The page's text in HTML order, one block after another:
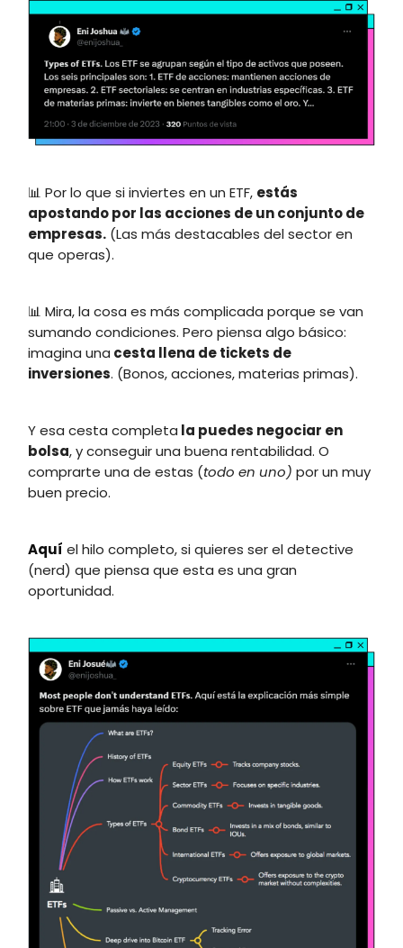
📊 Por lo que si inviertes en un ETF, estás
apostando por las acciones de un conjunto de
empresas. (Las más destacables del sector en
que operas).
📊 Mira, la cosa es más complicada porque se van
sumando condiciones. Pero piensa algo básico:
imagina una cesta llena de tickets de
inversiones. (Bonos, acciones, materias primas).
Y esa cesta completa la puedes negociar en
bolsa, y conseguir una buena rentabilidad. O
comprarte una de estas (todo en uno) por un muy
buen precio.
Aquí el hilo completo, si quieres ser el detective
(nerd) que piensa que esta es una gran
oportunidad.